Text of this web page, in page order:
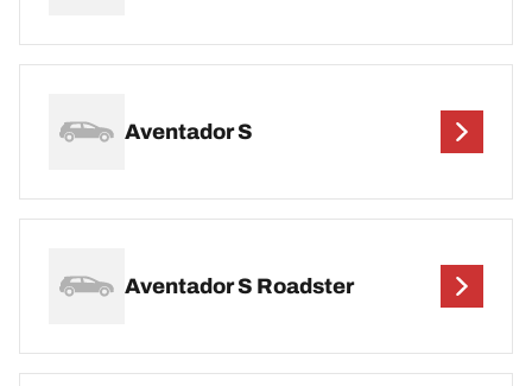
Aventador S
Aventador S Roadster